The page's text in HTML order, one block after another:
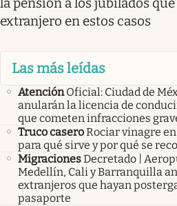
extranjero en estos casos
Las más leídas
Atención Oficial: Ciudad de
anularán la licencia de
que cometen infracciones
Truco caseroRociar vinagre
para qué sirve y por qué se
MigracionesDecretado |
Medellín, Cali y Barranquilla
extranjeros que hayan
pasaporte